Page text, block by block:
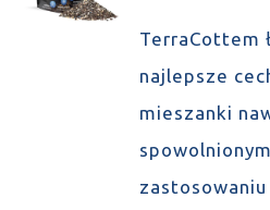
TerraCottem
najlepsze
mieszanki